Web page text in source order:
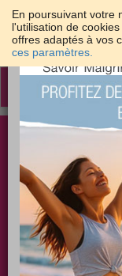
En poursuivant votre
l'utilisation de
offres adaptés à vos
ces paramètres.
Toggle
Les
PLUS